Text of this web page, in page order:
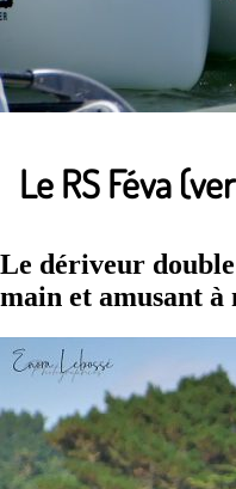
Le RS Féva
Le dériveur
main et amusant à